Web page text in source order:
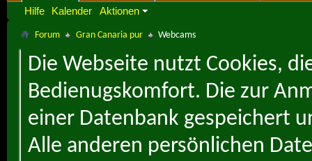
Hilfe
Kalender Aktionen
Forum Gran Canaria pur Webcams
Die Webseite nutzt Cookies,
Bedienugskomfort. Die zur
einer Datenbank gespeichert
Alle anderen persönlichen